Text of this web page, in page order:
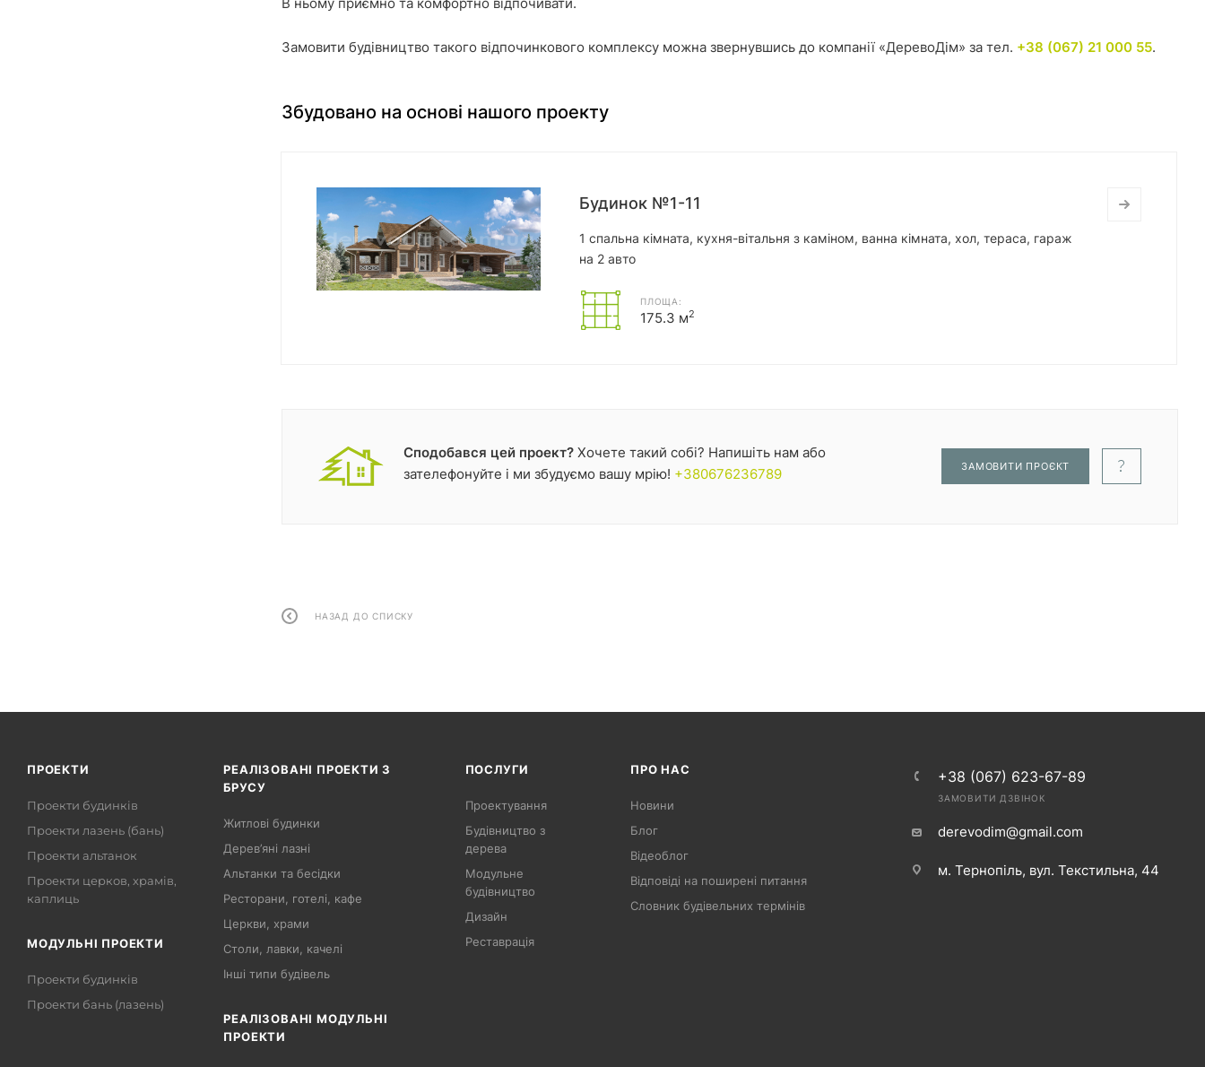
Замовити будівництво такого відпочинкового комплексу можна звернувшись до компанії «ДеревоДім» за тел. +38 (067) 21 000 55.
Збудовано на основі нашого проекту
Будинок №1-11
1 спальна кімната, кухня-вітальня з каміном, ванна кімната, хол, тераса, гараж
на 2 авто
ПЛОЩА:
175.3 м2
Сподобався цей проект? Хочете такий собі? Напишіть нам або
зателефонуйте і ми збудуємо вашу мрію! +380676236789 ЗАМОВИТИ ПРОЄКТ
НАЗАД ДО СПИСКУ
ПРОЕКТИ
Проекти будинків
Проекти лазень (бань)
Проекти альтанок
Проекти церков, храмів,
каплиць
МОДУЛЬНІ ПРОЕКТИ
Проекти будинків
Проекти бань (лазень)
РЕАЛІЗОВАНІ ПРОЕКТИ З
БРУСУ
Житлові будинки
Дерев’яні лазні
Альтанки та бесідки
Ресторани, готелі, кафе
Церкви, храми
Столи, лавки, качелі
Інші типи будівель
РЕАЛІЗОВАНІ МОДУЛЬНІ
ПРОЕКТИ
ПОСЛУГИ
Проектування
Будівництво з
дерева
Модульне
будівництво
Дизайн
Реставрація
ПРО НАС
Новини
Блог
Відеоблог
Відповіді на поширені питання
Словник будівельних термінів
+38 (067) 623-67-89
ЗАМОВИТИ ДЗВІНОК
derevodim@gmail.com
м. Тернопіль, вул. Текстильна, 44